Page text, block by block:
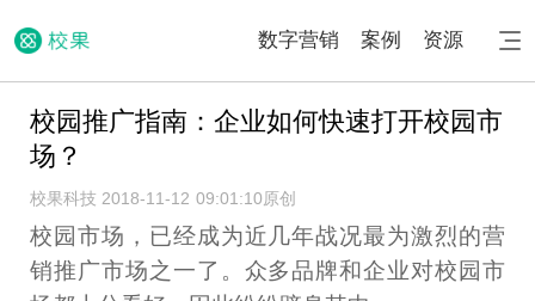
数字营销 案例 资源
校园推广指南：企业如何快速打开校园市
场？
校果科技 2018-11-12 09:01:10原创
校园市场，已经成为近几年战况最为激烈的营
销推广市场之一了。众多品牌和企业对校园市